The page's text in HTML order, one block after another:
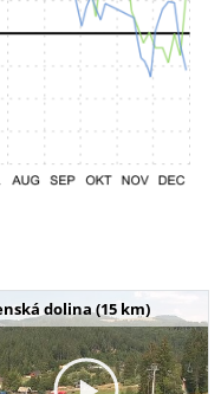
dolina (15 km)